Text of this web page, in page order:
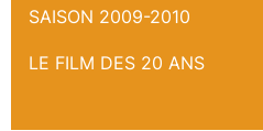
SAISON 2009-2010
LE FILM DES 20 ANS